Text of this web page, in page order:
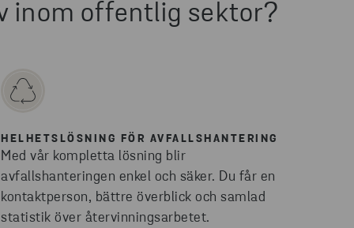
inom offentlig sektor?
HELHETSLÖSNING FÖR AVFALLSHANTERING
Med vår kompletta lösning blir
avfallshanteringen enkel och säker. Du får en
kontaktperson, bättre överblick och samlad
statistik över återvinningsarbetet.